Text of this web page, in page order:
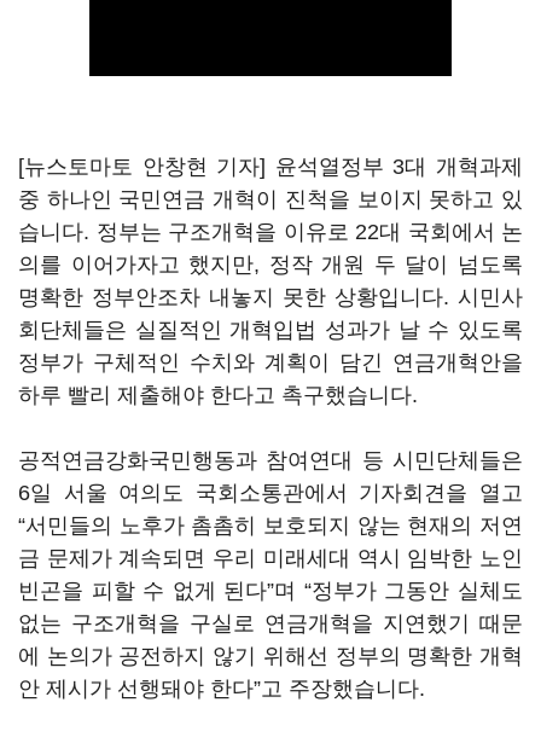
[뉴스토마토 안창현 기자] 윤석열정부 3대 개혁과제
중 하나인 국민연금 개혁이 진척을 보이지 못하고 있
습니다. 정부는 구조개혁을 이유로 22대 국회에서 논
의를 이어가자고 했지만, 정작 개원 두 달이 넘도록
명확한 정부안조차 내놓지 못한 상황입니다. 시민사
회단체들은 실질적인 개혁입법 성과가 날 수 있도록
정부가 구체적인 수치와 계획이 담긴 연금개혁안을
하루 빨리 제출해야 한다고 촉구했습니다.
공적연금강화국민행동과 참여연대 등 시민단체들은
6일 서울 여의도 국회소통관에서 기자회견을 열고
“서민들의 노후가 촘촘히 보호되지 않는 현재의 저연
금 문제가 계속되면 우리 미래세대 역시 임박한 노인
빈곤을 피할 수 없게 된다”며 “정부가 그동안 실체도
없는 구조개혁을 구실로 연금개혁을 지연했기 때문
에 논의가 공전하지 않기 위해선 정부의 명확한 개혁
안 제시가 선행돼야 한다”고 주장했습니다.